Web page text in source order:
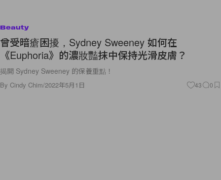
Beauty
曾受暗瘡困擾，Sydney Sweeney 如何在
《Euphoria》的濃妝豔抹中保持光滑皮膚？
揭開 Sydney Sweeney 的保養重點！
By Cindy Chim/2022年5月1日 43 0